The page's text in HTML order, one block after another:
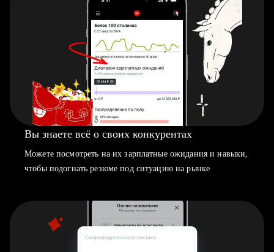
Вы знаете всё о своих конкурентах
Можете посмотреть на их зарплатные ожидания и навыки,
чтобы подогнать резюме под ситуацию на рынке